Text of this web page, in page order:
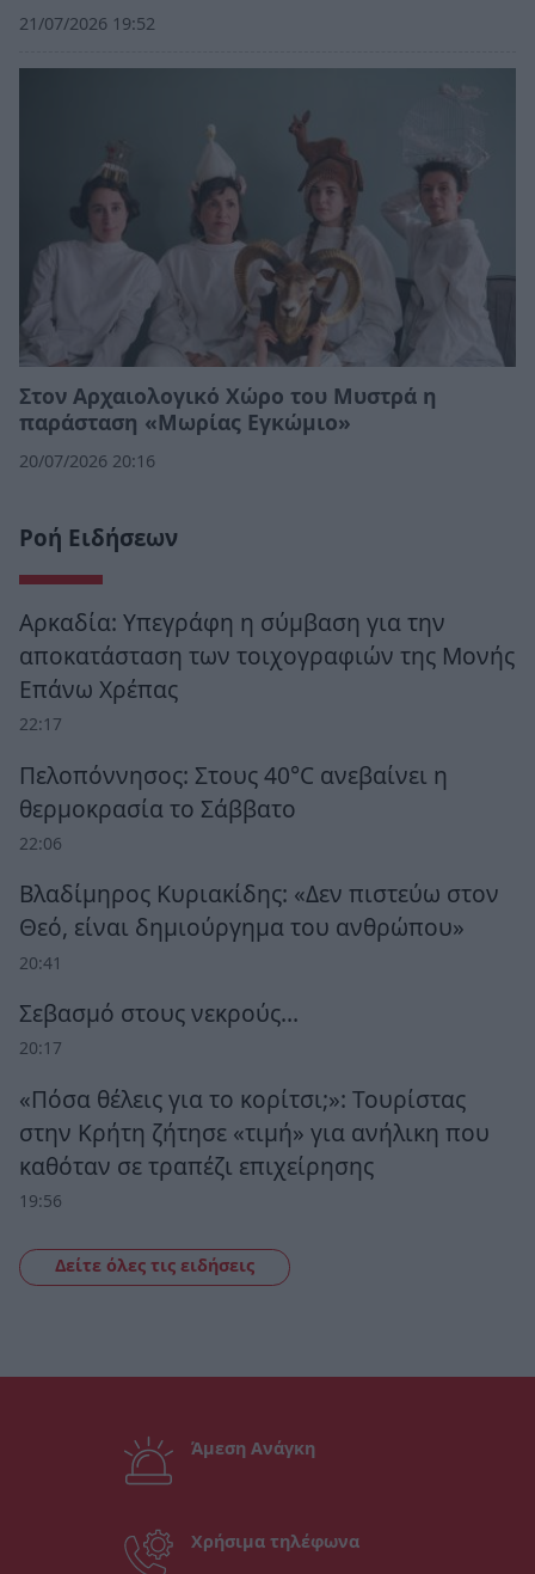
21/07/2026 19:52
Στον Αρχαιολογικό Χώρο του Μυστρά η
παράσταση «Μωρίας Εγκώμιο»
20/07/2026 20:16
Ροή Ειδήσεων
Αρκαδία: Υπεγράφη η σύμβαση για την
αποκατάσταση των τοιχογραφιών της Μονής
Επάνω Χρέπας
22:17
Πελοπόννησος: Στους 40°C ανεβαίνει η
θερμοκρασία το Σάββατο
22:06
Βλαδίμηρος Κυριακίδης: «Δεν πιστεύω στον
Θεό, είναι δημιούργημα του ανθρώπου»
20:41
Σεβασμό στους νεκρούς…
20:17
«Πόσα θέλεις για το κορίτσι;»: Τουρίστας
στην Κρήτη ζήτησε «τιμή» για ανήλικη που
καθόταν σε τραπέζι επιχείρησης
19:56
Δείτε όλες τις ειδήσεις
Άμεση Ανάγκη
Χρήσιμα τηλέφωνα